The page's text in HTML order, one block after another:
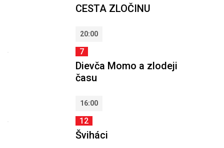
CESTA ZLOČINU
20:00
7
Dievča Momo a zlodeji
času
16:00
12
Šviháci